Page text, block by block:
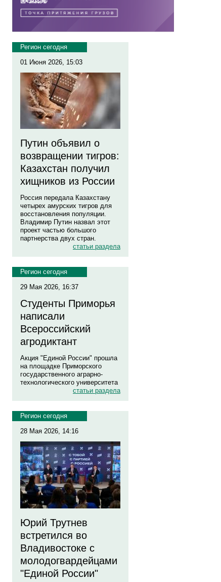
Регион сегодня
01 Июня 2026, 15:03
Путин объявил о
возвращении тигров:
Казахстан получил
хищников из России
Россия передала Казахстану
четырех амурских тигров для
восстановления популяции.
Владимир Путин назвал этот
проект частью большого
партнерства двух стран.
статьи раздела
Регион сегодня
29 Мая 2026, 16:37
Студенты Приморья
написали
Всероссийский
агродиктант
Акция "Единой России" прошла
на площадке Приморского
государственного аграрно-
технологического университета
статьи раздела
Регион сегодня
28 Мая 2026, 14:16
Юрий Трутнев
встретился во
Владивостоке с
молодогвардейцами
"Единой России"